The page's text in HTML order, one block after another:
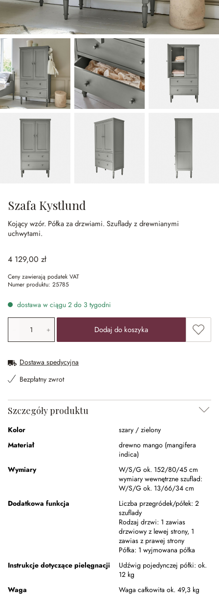
Szafa Kystlund
Kojący wzór. Półka za drzwiami. Szuflady z drewnianymi
uchwytami.
4 129,00 zł
Ceny zawierają podatek VAT
Numer produktu: 25785
dostawa w ciągu 2 do 3 tygodni
Ilość produktu: Wprowadź żądaną wartość lub użyj
Dodaj do koszyka Dodaj
Dostawa spedycyjna
Bezpłatny zwrot
Szczegóły produktu
Kolor
szary / zielony
Materiał
drewno mango (mangifera
indica)
Wymiary
W/S/G ok. 152/80/45 cm
wymiary wewnętrzne szuflad:
W/S/G ok. 13/66/34 cm
Dodatkowa funkcja
Liczba przegródek/półek: 2
szuflady
Rodzaj drzwi: 1 zawias
drzwiowy z lewej strony, 1
zawias z prawej strony
Półka: 1 wyjmowana półka
Instrukcje dotyczące pielęgnacji
Udźwig pojedynczej półki: ok.
12 kg
Waga
Waga całkowita ok. 49,3 kg